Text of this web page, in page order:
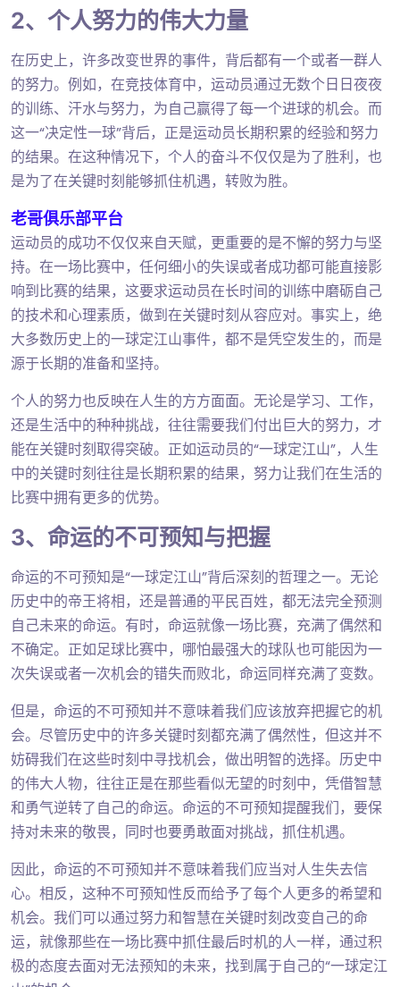
2、个人努力的伟大力量
在历史上，许多改变世界的事件，背后都有一个或者一群人
的努力。例如，在竞技体育中，运动员通过无数个日日夜夜
的训练、汗水与努力，为自己赢得了每一个进球的机会。而
这一“决定性一球”背后，正是运动员长期积累的经验和努力
的结果。在这种情况下，个人的奋斗不仅仅是为了胜利，也
是为了在关键时刻能够抓住机遇，转败为胜。
老哥俱乐部平台
运动员的成功不仅仅来自天赋，更重要的是不懈的努力与坚
持。在一场比赛中，任何细小的失误或者成功都可能直接影
响到比赛的结果，这要求运动员在长时间的训练中磨砺自己
的技术和心理素质，做到在关键时刻从容应对。事实上，绝
大多数历史上的一球定江山事件，都不是凭空发生的，而是
源于长期的准备和坚持。
个人的努力也反映在人生的方方面面。无论是学习、工作，
还是生活中的种种挑战，往往需要我们付出巨大的努力，才
能在关键时刻取得突破。正如运动员的“一球定江山”，人生
中的关键时刻往往是长期积累的结果，努力让我们在生活的
比赛中拥有更多的优势。
3、命运的不可预知与把握
命运的不可预知是“一球定江山”背后深刻的哲理之一。无论
历史中的帝王将相，还是普通的平民百姓，都无法完全预测
自己未来的命运。有时，命运就像一场比赛，充满了偶然和
不确定。正如足球比赛中，哪怕最强大的球队也可能因为一
次失误或者一次机会的错失而败北，命运同样充满了变数。
但是，命运的不可预知并不意味着我们应该放弃把握它的机
会。尽管历史中的许多关键时刻都充满了偶然性，但这并不
妨碍我们在这些时刻中寻找机会，做出明智的选择。历史中
的伟大人物，往往正是在那些看似无望的时刻中，凭借智慧
和勇气逆转了自己的命运。命运的不可预知提醒我们，要保
持对未来的敬畏，同时也要勇敢面对挑战，抓住机遇。
因此，命运的不可预知并不意味着我们应当对人生失去信
心。相反，这种不可预知性反而给予了每个人更多的希望和
机会。我们可以通过努力和智慧在关键时刻改变自己的命
运，就像那些在一场比赛中抓住最后时机的人一样，通过积
极的态度去面对无法预知的未来，找到属于自己的“一球定江